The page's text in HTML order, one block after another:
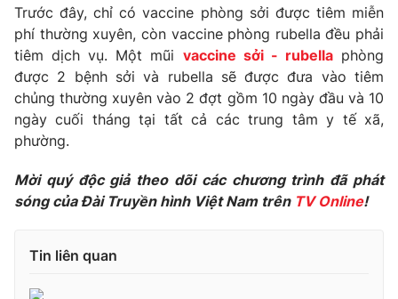
Hậu trường
Nhân vật
Khán giả
Giải sao mai
Giải trí
Điện ảnh
Âm nhạc
Sao
Đời sống
Du lịch
Làm đẹp
Chất lượng cuộc sống
Giáo dục
Tuyển sinh
Học trực tuyến
Hitech Công nghệ tương lai
Lịch phát sóng
Trước đây, chỉ có vaccine phòng sởi được tiêm miễn
phí thường xuyên, còn vaccine phòng rubella đều phải
tiêm dịch vụ. Một mũi vaccine sởi - rubellaphòng
được 2 bệnh sởi và rubella sẽ được đưa vào tiêm
chủng thường xuyên vào 2 đợt gồm 10 ngày đầu và 10
ngày cuối tháng tại tất cả các trung tâm y tế xã,
phường.
Mời quý độc giả theo dõi các chương trình đã phát
sóng của Đài Truyền hình Việt Nam trên TV Online!
Tin liên quan